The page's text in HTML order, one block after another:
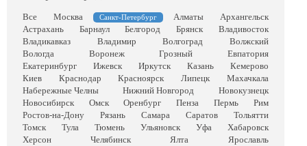
Все Москва Санкт-Петербург Алматы
Архангельск
Астрахань
Барнаул Белгород Брянск
Владивосток
Владикавказ
Владимир Волгоград
Волжский
Вологда
Воронеж Грозный
Евпатория
Екатеринбург
Ижевск Иркутск Казань
Кемерово
Киев
Краснодар Красноярск Липецк
Махачкала
Набережные Челны
Нижний Новгород
Новокузнецк
Новосибирск
Омск Оренбург Пенза Пермь
Рим
Ростов-на-Дону
Рязань Самара Саратов
Тольятти
Томск
Тула Тюмень Ульяновск Уфа
Хабаровск
Херсон
Челябинск Ялта
Ярославль